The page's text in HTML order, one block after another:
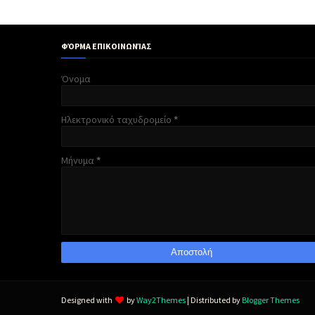
ΦΌΡΜΑ ΕΠΙΚΟΙΝΩΝΊΑΣ
Όνομα
Ηλεκτρονικό ταχυδρομείο *
Μήνυμα *
Designed with byWay2Themes | Distributed by Blogger Themes